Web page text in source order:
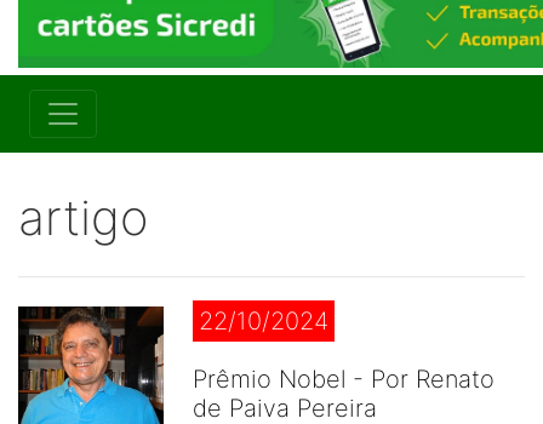
artigo
22/10/2024
Prêmio Nobel - Por Renato
de Paiva Pereira